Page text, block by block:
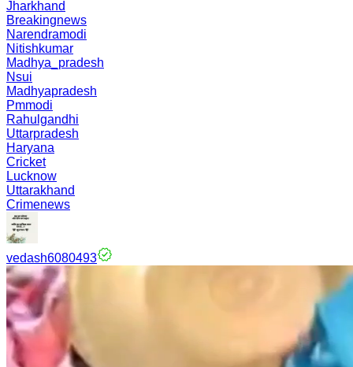
Jharkhand
Breakingnews
Narendramodi
Nitishkumar
Madhya_pradesh
Nsui
Madhyapradesh
Pmmodi
Rahulgandhi
Uttarpradesh
Haryana
Cricket
Lucknow
Uttarakhand
Crimenews
vedash6080493